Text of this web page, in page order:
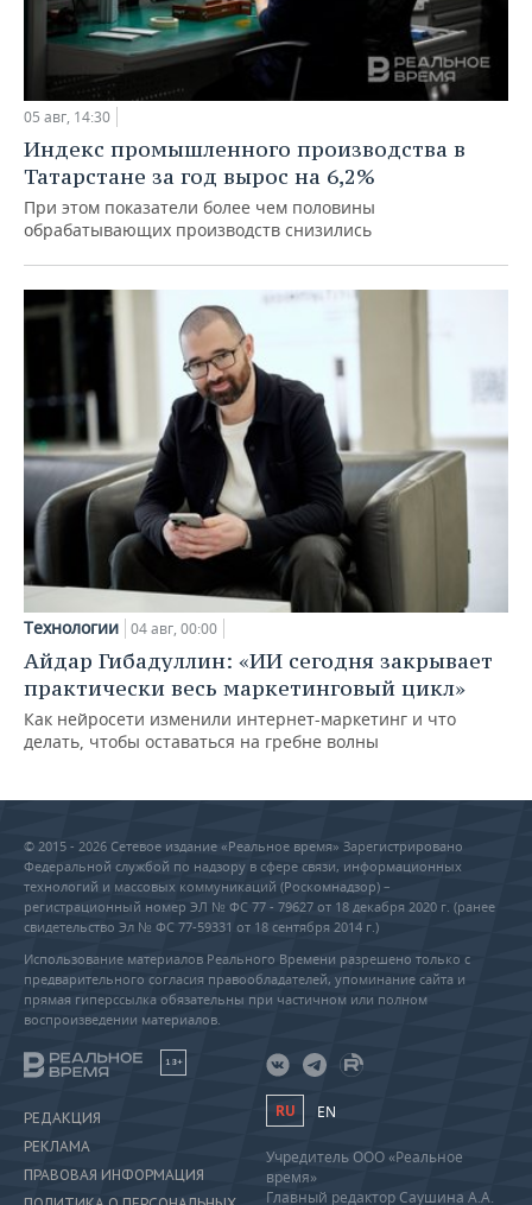
05 авг, 14:30
Индекс промышленного производства в
Татарстане за год вырос на 6,2%
При этом показатели более чем половины
обрабатывающих производств снизились
Технологии 04 авг, 00:00
Айдар Гибадуллин: «ИИ сегодня закрывает
практически весь маркетинговый цикл»
Как нейросети изменили интернет-маркетинг и что
делать, чтобы оставаться на гребне волны
© 2015 - 2026 Сетевое издание «Реальное время» Зарегистрировано
Федеральной службой по надзору в сфере связи, информационных
технологий и массовых коммуникаций (Роскомнадзор) –
регистрационный номер ЭЛ № ФС 77 - 79627 от 18 декабря 2020 г. (ранее
свидетельство Эл № ФС 77-59331 от 18 сентября 2014 г.)
Использование материалов Реального Времени разрешено только с
предварительного согласия правообладателей, упоминание сайта и
прямая гиперссылка обязательны при частичном или полном
воспроизведении материалов.
18+
РЕДАКЦИЯ
РЕКЛАМА
ПРАВОВАЯ ИНФОРМАЦИЯ
RU EN
Учредитель ООО «Реальное
время»
Главный редактор Саушина А.А.